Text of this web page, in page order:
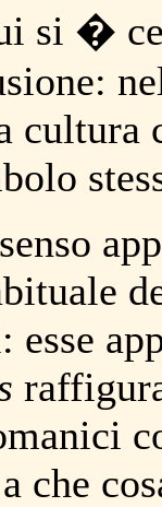
si �
cultura
esse
che